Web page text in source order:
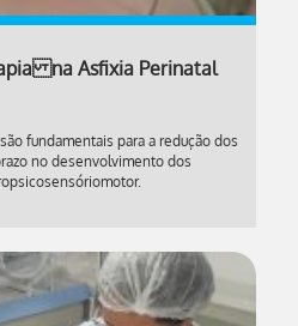
na Asfixia Perinatal
fundamentais para a redução dos
no desenvolvimento dos